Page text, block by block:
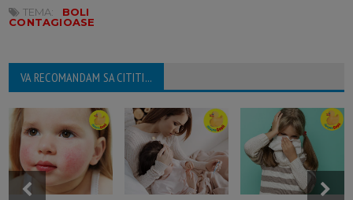
TEMA:
BOLI
CONTAGIOASE
VA RECOMANDAM SA CITITI...